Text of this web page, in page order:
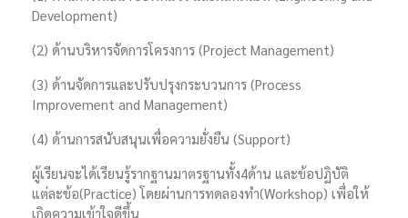
Development)
(2) ด้านบริหารจัดการโครงการ (Project Management)
(3) ด้านจัดการและปรับปรุงกระบวนการ (Process
Improvement and Management)
(4) ด้านการสนับสนุนเพื่อความยั่งยืน (Support)
ผู้เรียนจะได้เรียนรู้รากฐานมาตรฐานทั้ง4ด้าน และข้อปฏิบัติ
แต่ละข้อ(Practice) โดยผ่านการทดลองทำ(Workshop) เพื่อให้
เกิดความเข้าใจดีขึ้น